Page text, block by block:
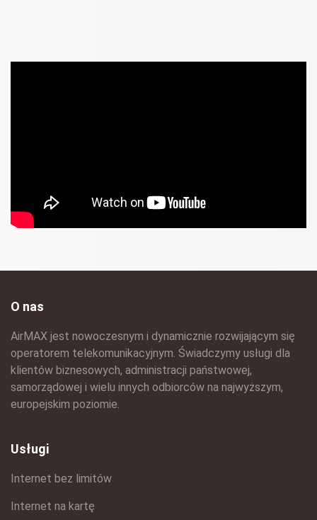
O nas
AirMAX jest nowoczesnym i dynamicznie rozwijającym się
operatorem telekomunikacyjnym. Świadczymy usługi dla
klientów biznesowych, administracji państwowej,
samorządowej i wielu innych odbiorców na najwyższym,
europejskim poziomie.
Usługi
Internet bez limitów
Internet na kartę